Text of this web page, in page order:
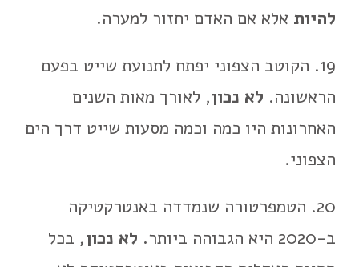
להיות אלא אם האדם יחזור למערה.
19. הקוטב הצפוני יפתח לתנועת שייט בפעם
הראשונה. לא נכון, לאורך מאות השנים
האחרונות היו כמה וכמה מסעות שייט דרך הים
הצפוני.
20. הטמפרטורה שנמדדה באנטרקטיקה
ב-2020 היא הגבוהה ביותר
. לא נכון, בכל